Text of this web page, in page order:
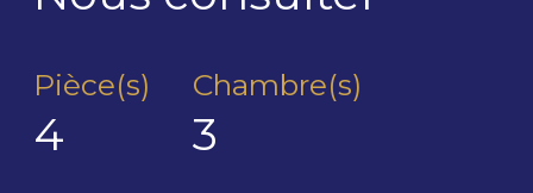
Pièce(s)
4
Chambre(s)
3